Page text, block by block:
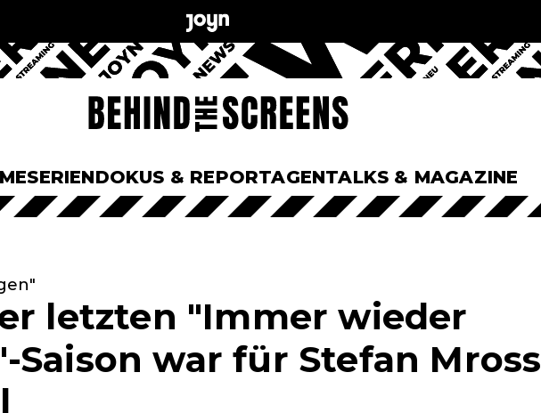
SERIENDOKUS & REPORTAGENTALKS & MAGAZINE
letzten "Immer wieder
Saison war für Stefan Mross